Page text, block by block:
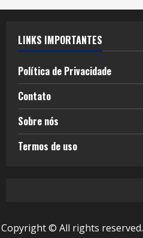
LINKS IMPORTANTES
Política de Privacidade
Contato
Sobre nós
Termos de uso
Copyright © All rights reserved.